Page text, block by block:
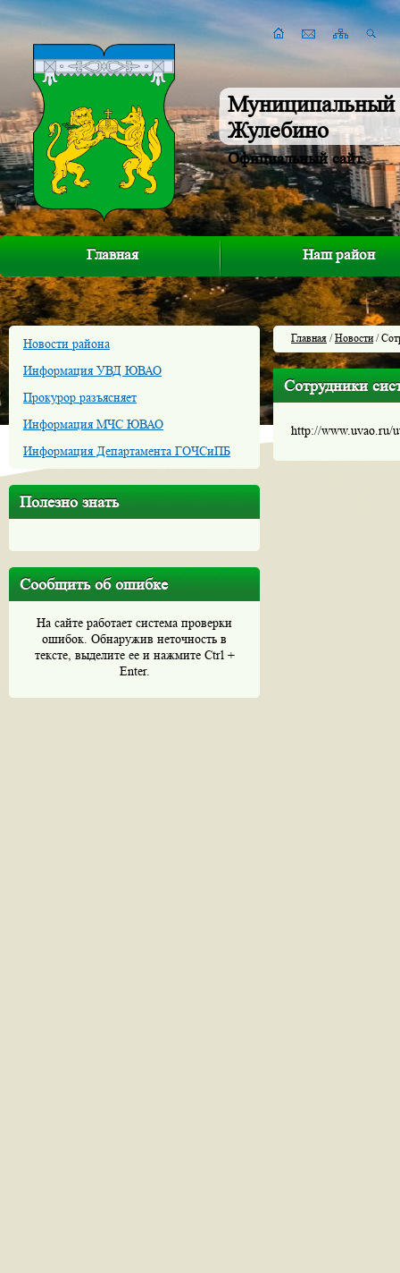
Муниципальный
Жулебино
Официальный сайт
Главная Наш район
Новости района
Информация УВД ЮВАО
Прокурор разъясняет
Информация МЧС ЮВАО
Информация Департамента ГОЧСиПБ
Полезно знать
Сообщить об ошибке
На сайте работает система проверки
ошибок. Обнаружив неточность в
тексте, выделите ее и нажмите Ctrl +
Enter.
Главная /Новости/
Сотрудники
http://www.uvao.ru/